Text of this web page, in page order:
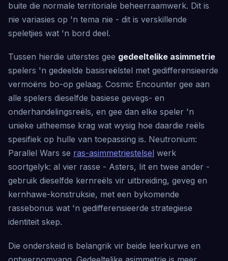
buite die normale territoriale beheerraamwerk. Dit is
nie variasies op 'n tema nie - dit is verskillende
speletjies wat 'n bord deel.
Tussen hierdie uiterstes gee gedeeltelike asimmetrie
spelers 'n gedeelde basisreëlstel met gedifferensieerde
vermoëns bo-op gelaag. Cosmic Encounter gee aan
alle spelers dieselfde basiese gevegs- en
onderhandelingsreëls, en gee dan elke speler 'n
unieke uitheemse krag wat wysig hoe daardie reëls
spesifiek op hulle van toepassing is. Neutronium:
Parallel Wars se ras-asimmetriestelsel werk
soortgelyk: al vier rasse - Asters, Iit en twee ander -
gebruik dieselfde kernreëls vir uitbreiding, geveg en
kernhawe-konstruksie, met een bykomende
rassebonus wat 'n gedifferensieerde strategiese
identiteit skep.
Die onderskeid is belangrik vir beide leerkurwe en